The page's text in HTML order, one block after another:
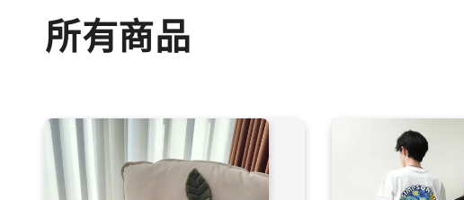
所有商品